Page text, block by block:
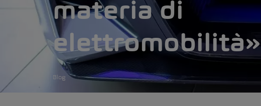
materia di
elettromobilità»
Blog